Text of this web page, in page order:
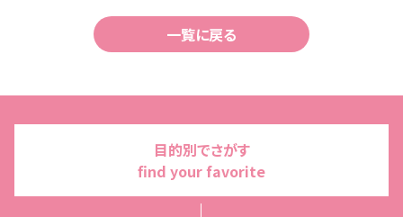
一覧に戻る
目的別でさがす
find your favorite